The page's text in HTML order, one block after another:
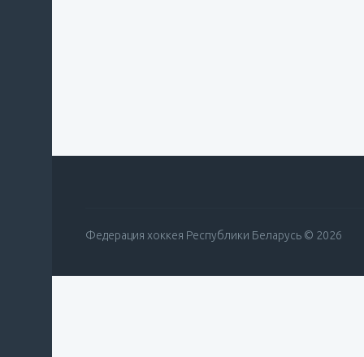
Федерация хоккея Республики Беларусь © 2026